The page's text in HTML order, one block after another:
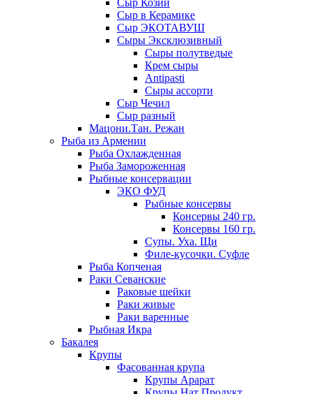
Сыр Козий
Сыр в Керамике
Сыр ЭКОТАВУШ
Сыры Эксклюзивный
Сыры полутведые
Крем сыры
Antipasti
Сыры ассорти
Сыр Чечил
Сыр разный
Мацони.Тан. Режан
Рыба из Армении
Рыба Охлажденная
Рыба Замороженная
Рыбные консервации
ЭКО ФУД
Рыбные консервы
Консервы 240 гр.
Консервы 160 гр.
Супы. Уха. Щи
Филе-кусочки. Суфле
Рыба Копченая
Раки Севанские
Раковые шейки
Раки живые
Раки варенные
Рыбная Икра
Бакалея
Крупы
Фасованная крупа
Крупы Арарат